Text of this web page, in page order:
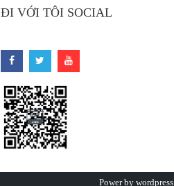
ĐI VỚI TÔI SOCIAL
Power by wordpress